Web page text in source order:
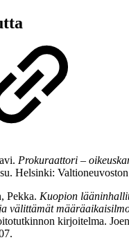
Prokuraattori –
Helsinki:
Pekka. Kuopion
välittämät
kirjoitelma.